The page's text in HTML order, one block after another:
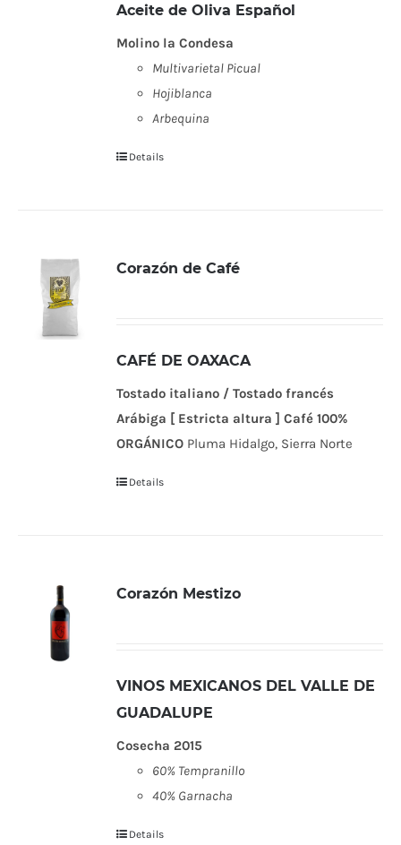
Aceite de Oliva Español
Molino la Condesa
Multivarietal Picual
Hojiblanca
Arbequina
Details
Corazón de Café
CAFÉ DE OAXACA
Tostado italiano / Tostado francés
Arábiga [ Estricta altura ] Café 100%
ORGÁNICO Pluma Hidalgo, Sierra Norte
Details
Corazón Mestizo
VINOS MEXICANOS DEL VALLE DE
GUADALUPE
Cosecha 2015
60% Tempranillo
40% Garnacha
Details